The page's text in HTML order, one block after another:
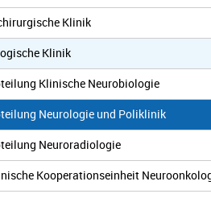
Klinik
Klinik
Klinische Neurobiologie
Neurologie und Poliklinik
Neuroradiologie
Kooperationseinheit